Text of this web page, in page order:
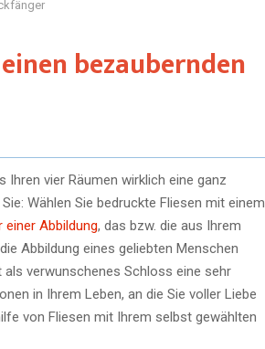
bezaubernden
vier Räumen wirklich eine ganz
Wählen Sie bedruckte Fliesen mit einem
einer Abbildung, das bzw. die aus Ihrem
Abbildung eines geliebten Menschen
verwunschenes Schloss eine sehr
in Ihrem Leben, an die Sie voller Liebe
von Fliesen mit Ihrem selbst gewählten